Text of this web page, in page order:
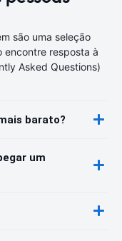
são uma seleção
encontre resposta à
Asked Questions)
barato?
um